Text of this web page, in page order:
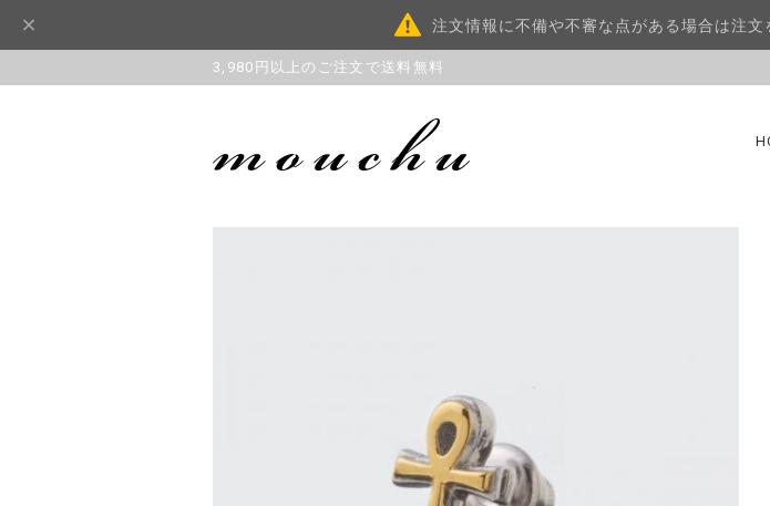
注文情報に不備や不審な点がある場合は注
3,980円以上のご注文で送料無料